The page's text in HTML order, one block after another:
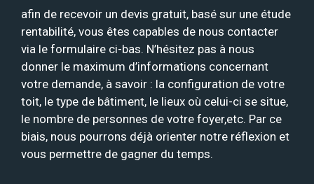
afin de recevoir un devis gratuit, basé sur une étude
rentabilité, vous êtes capables de nous contacter
via le formulaire ci-bas. N’hésitez pas à nous
donner le maximum d’informations concernant
votre demande, à savoir : la configuration de votre
toit, le type de bâtiment, le lieux où celui-ci se situe,
le nombre de personnes de votre foyer,etc. Par ce
biais, nous pourrons déjà orienter notre réflexion et
vous permettre de gagner du temps.